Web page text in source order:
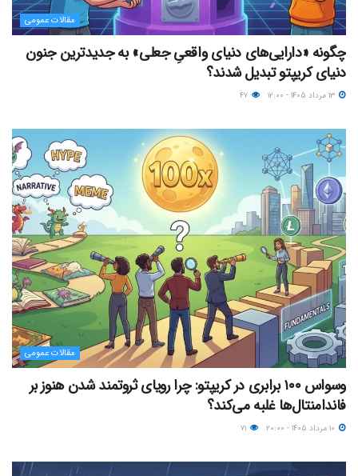
مقالات عمومی
چگونه «دارایی‌های دنیای واقعیِ جعلی» به جدیدترین جنون
دنیای کریپتو تبدیل شدند؟
مقالات عمومی
وسواس ۱۰۰ برابری در کریپتو: چرا رویای ثروتمند شدن هنوز بر
فاندامنتال‌ها غلبه می‌کند؟